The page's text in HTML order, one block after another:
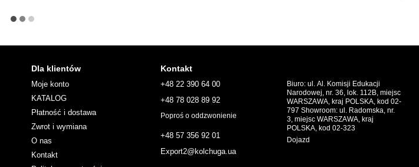
Dla klientów
Moje konto
KATALOG
Płatność i dostawa
Zwrot i wymiana
O nas
Kontakt
Kontakt
+48 22 390 64 00
+48 78 028 89 92
Poproś o oddzwonienie
+48 57 356 92 01
Export2@kolchuga.ua
Biuro: ul. Al. Komisji Edukacji
Narodowej, nr. 36, lok. 112B, miejsc
WARSZAWA, kraj POLSKA, kod 02-
797 Showroom: ul. Radomska, nr.
3, miejsc WARSZAWA, kraj
POLSKA, kod 02-323
Dojazd